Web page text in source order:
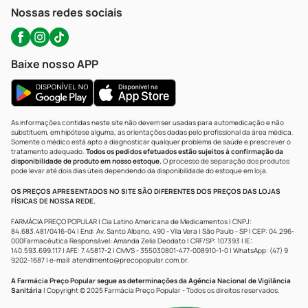
Nossas redes sociais
Baixe nosso APP
As informações contidas neste site não devem ser usadas para automedicação e não
substituem, em hipótese alguma, as orientações dadas pelo profissional da área médica.
Somente o médico está apto a diagnosticar qualquer problema de saúde e prescrever o
tratamento adequado. Todos os pedidos efetuados estão sujeitos à confirmação da
disponibilidade de produto em nosso estoque.O processo de separação dos produtos
pode levar até dois dias úteis dependendo da disponibilidade do estoque em loja.
OS PREÇOS APRESENTADOS NO SITE SÃO DIFERENTES DOS PREÇOS DAS LOJAS
FÍSICAS DE NOSSA REDE.
FARMÁCIA PREÇO POPULAR | Cia Latino Americana de Medicamentos | CNPJ:
84.683.481/0416-04 | End: Av. Santo Albano, 490 - Vila Vera | São Paulo - SP | CEP: 04.296-
000Farmacêutica Responsável: Amanda Zelia Deodato | CRF/SP: 107393 | IE:
140.593.699.117 | AFE: 7.45817-2 | CMVS - 355030801-477-008910-1-0 | WhatsApp: (47) 9
9202-1687 | e-mail: atendimento@precopopular.com.br.
A Farmácia Preço Popular segue as determinações da Agência Nacional de Vigilância
Sanitária | Copyright © 2025 Farmácia Preço Popular - Todos os direitos reservados.